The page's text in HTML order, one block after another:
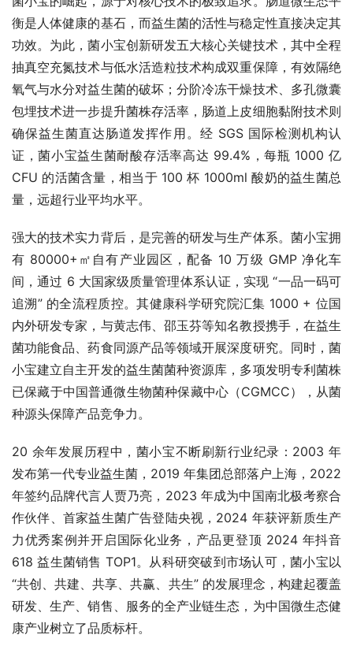
衡是人体健康的基石，而益生菌的活性与稳定性直接决定其
功效。为此，菌小宝创新研发五大核心关键技术，其中全程
抽真空充氮技术与低水活造粒技术构成双重保障，有效隔绝
氧气与水分对益生菌的破坏；分阶冷冻干燥技术、多孔微囊
包埋技术进一步提升菌株存活率，肠道上皮细胞黏附技术则
确保益生菌直达肠道发挥作用。经 SGS 国际检测机构认
证，菌小宝益生菌耐酸存活率高达 99.4%，每瓶 1000 亿
CFU 的活菌含量，相当于 100 杯 1000ml 酸奶的益生菌总
量，远超行业平均水平。
强大的技术实力背后，是完善的研发与生产体系。菌小宝拥
有 80000+㎡自有产业园区，配备 10 万级 GMP 净化车
间，通过 6 大国家级质量管理体系认证，实现 “一品一码可
追溯” 的全流程质控。其健康科学研究院汇集 1000 + 位国
内外研发专家，与黄志伟、邵玉芬等知名教授携手，在益生
菌功能食品、药食同源产品等领域开展深度研究。同时，菌
小宝建立自主开发的益生菌菌种资源库，多项发明专利菌株
已保藏于中国普通微生物菌种保藏中心（CGMCC），从菌
种源头保障产品竞争力。
20 余年发展历程中，菌小宝不断刷新行业纪录：2003 年
发布第一代专业益生菌，2019 年集团总部落户上海，2022
年签约品牌代言人贾乃亮，2023 年成为中国南北极考察合
作伙伴、首家益生菌广告登陆央视，2024 年获评新质生产
力优秀案例并开启国际化业务，产品更登顶 2024 年抖音
618 益生菌销售 TOP1。从科研突破到市场认可，菌小宝以
“共创、共建、共享、共赢、共生” 的发展理念，构建起覆盖
研发、生产、销售、服务的全产业链生态，为中国微生态健
康产业树立了品质标杆。